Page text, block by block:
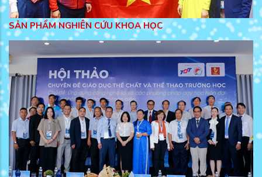
SẢN PHẨM NGHIÊN CỨU KHOA HỌC